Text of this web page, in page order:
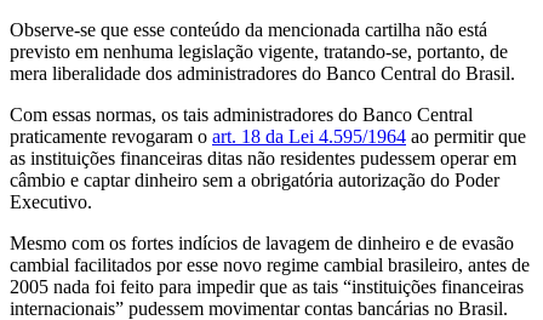
Observe-se que esse conteúdo da mencionada cartilha não está
previsto em nenhuma legislação vigente, tratando-se, portanto, de
mera liberalidade dos administradores do Banco Central do Brasil.
Com essas normas, os tais administradores do Banco Central
praticamente revogaram o art. 18 da Lei 4.595/1964 ao permitir que
as instituições financeiras ditas não residentes pudessem operar em
câmbio e captar dinheiro sem a obrigatória autorização do Poder
Executivo.
Mesmo com os fortes indícios de lavagem de dinheiro e de evasão
cambial facilitados por esse novo regime cambial brasileiro, antes de
2005 nada foi feito para impedir que as tais “instituições financeiras
internacionais” pudessem movimentar contas bancárias no Brasil.